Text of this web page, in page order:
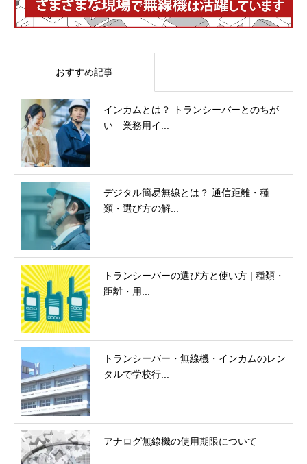
おすすめ記事
インカムとは？ トランシーバーとのちが
い 業務用イ...
デジタル簡易無線とは？ 通信距離・種
類・選び方の解...
トランシーバーの選び方と使い方 | 種類・
距離・用...
トランシーバー・無線機・インカムのレン
タルで学校行...
アナログ無線機の使用期限について